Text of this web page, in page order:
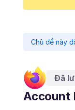
Chủ đề này
Đã
Account